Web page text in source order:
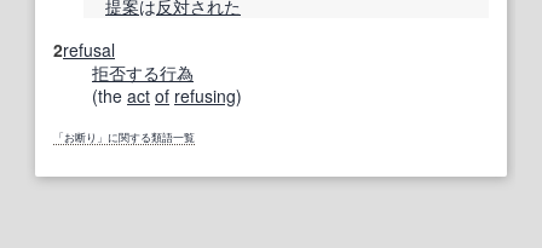
提案は反対された
2refusal
拒否する行為
(the act of refusing)
「お断り」に関する類語一覧